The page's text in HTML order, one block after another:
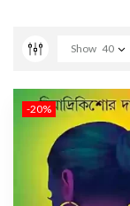
Show 40
-20%